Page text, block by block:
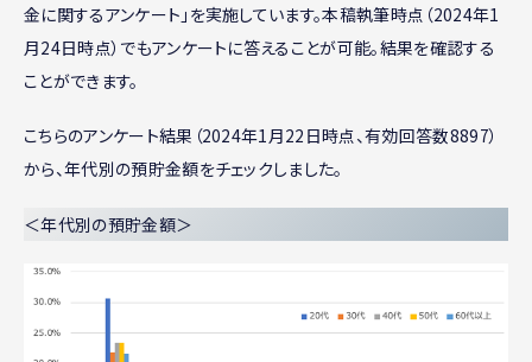
金に関するアンケート」を実施しています。本稿執筆時点（2024年1
月24日時点）でもアンケートに答えることが可能。結果を確認する
ことができます。
こちらのアンケート結果（2024年1月22日時点、有効回答数8897）
から、年代別の預貯金額をチェックしました。
＜年代別の預貯金額＞